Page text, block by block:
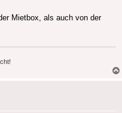
Mietbox, als auch von der